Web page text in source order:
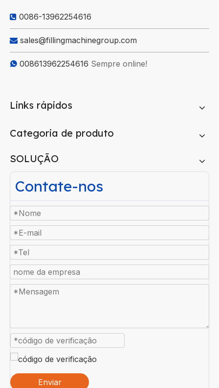
 0086-13962254616
 sales@fillingmachinegroup.com
 008613962254616 Sempre online!
Links rápidos
Categoria de produto
SOLUÇÃO
Contate-nos
Enviar